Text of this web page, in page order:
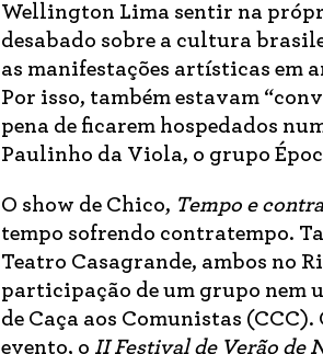
Wellington Lima sentir na
desabado sobre a cultura
as manifestações artísticas em
Por isso, também estavam
pena de ficarem hospedados
Paulinho da Viola, o grupo
O show de Chico, Tempo e
tempo sofrendo contratempo.
Teatro Casagrande, ambos no
participação de um grupo nem
de Caça aos Comunistas
evento, o II Festival de Verão de